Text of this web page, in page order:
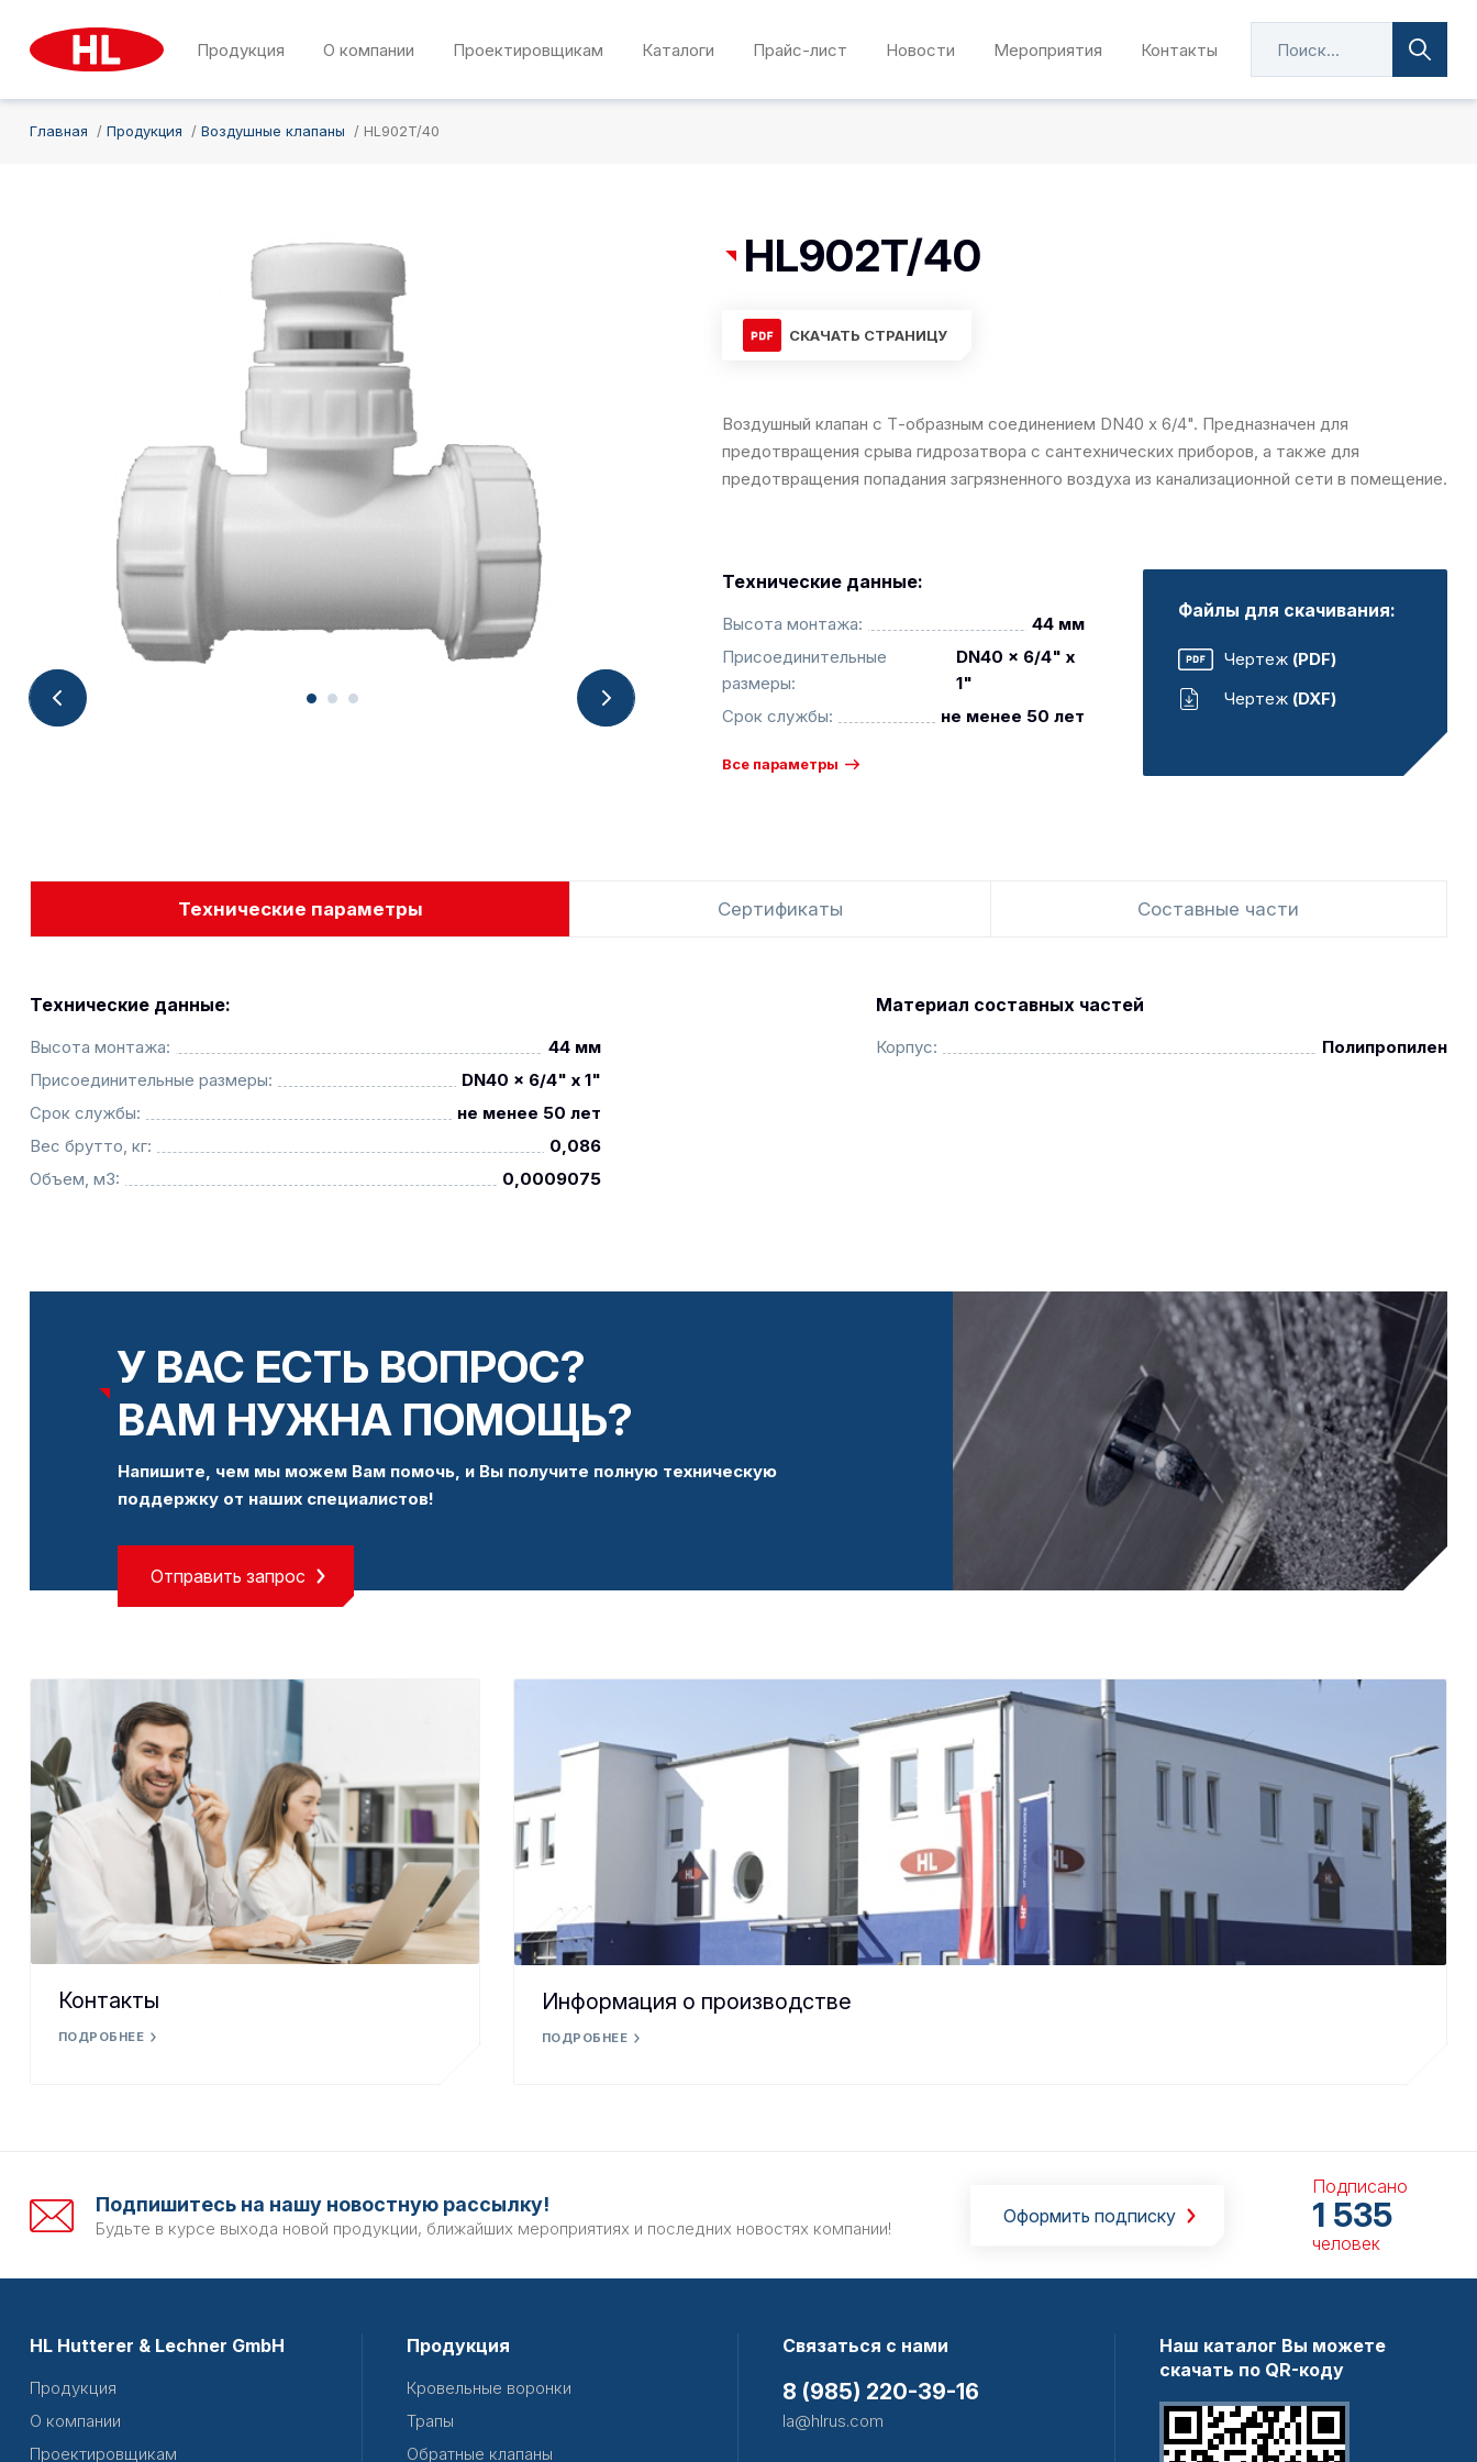
Продукция О компании Проектировщикам Каталоги Прайс-лист Новости Мероприятия Контакты
Главная Продукция Воздушные клапаны HL902T/40
HL902T/40
СКАЧАТЬ СТРАНИЦУ
Воздушный клапан с Т-образным соединением DN40 х 6/4". Предназначен для
предотвращения срыва гидрозатвора с сантехнических приборов, а также для
предотвращения попадания загрязненного воздуха из канализационной сети в помещение.
Технические данные:
Высота монтажа:
44 мм
Присоединительные
размеры:
DN40 x 6/4" x
1"
Срок службы:
не менее 50 лет
Все параметры
Файлы для скачивания:
Чертеж (PDF)
Чертеж (DXF)
Технические параметры Сертификаты Составные части
Технические данные:
Высота монтажа:
44 мм
Присоединительные размеры:
DN40 x 6/4" x 1"
Срок службы:
не менее 50 лет
Вес брутто, кг:
0,086
Объем, м3:
0,0009075
Материал составных частей
Корпус: Полипропилен
У ВАС ЕСТЬ ВОПРОС?
ВАМ НУЖНА ПОМОЩЬ?
Напишите, чем мы можем Вам помочь, и Вы получите полную техническую
поддержку от наших специалистов!
Отправить запрос
Контакты
ПОДРОБНЕЕ
Информация о производстве
ПОДРОБНЕЕ
Подпишитесь на нашу новостную рассылку!
Будьте в курсе выхода новой продукции, ближайших мероприятиях и последних новостях компании!
Оформить подписку
Подписано
1 535
человек
HL Hutterer & Lechner GmbH
Продукция
О компании
Проектировщикам
Продукция
Кровельные воронки
Трапы
Обратные клапаны
Связаться с нами
8 (985) 220-39-16
la@hlrus.com
Наш каталог Вы можете
скачать по QR-коду